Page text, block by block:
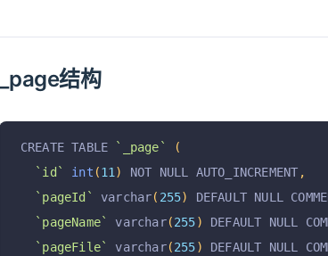
_page结构
CREATE TABLE `_page`
(
`id`
int (11 ) NOT NULL AUTO_INCREMENT ,
`pageId`
varchar( 255) DEFAULT NULL
`pageName`
varchar(255) DEFAULT NULL
`pageFile`
varchar(255) DEFAULT NULL